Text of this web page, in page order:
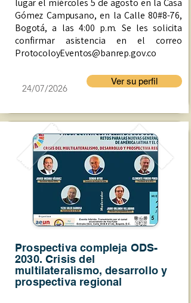
lugar el miércoles 5 de agosto en la Casa
Gómez Campusano, en la Calle 80#8-76,
Bogotá, a las 4:00 p.m. Se les solicita
confirmar asistencia en el correo
ProtocoloyEventos@banrep.gov.co
24/07/2026
Ver su perfil
Prospectiva compleja ODS-
2030. Crisis del
multilateralismo, desarrollo y
prospectiva regional